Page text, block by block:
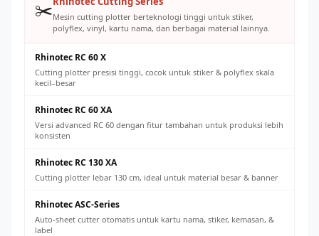
referral
✂️Mesin cutting plotter berteknologi tinggi untuk stiker,
polyflex, vinyl, kartu nama, dan berbagai material lainnya.
Rhinotec RC 60 X
Cutting plotter presisi tinggi, cocok untuk stiker & polyflex skala
kecil–besar
Rhinotec RC 60 XA
Versi advanced RC 60 dengan fitur tambahan untuk produksi lebih
konsisten
Rhinotec RC 130 XA
Cutting plotter lebar 130 cm, ideal untuk material besar & banner
Rhinotec ASC-Series
Auto-sheet cutter otomatis untuk kartu nama, stiker, kemasan, &
label